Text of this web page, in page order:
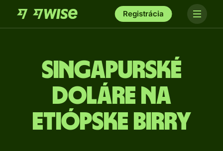
Registrácia
Singapurské
doláre na
etiópske birry